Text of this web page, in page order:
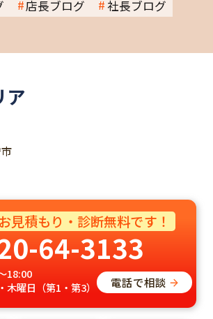
店長ブログ
社長ブログ
ア
見積もり・診断無料です！
64-3133
18:00
木曜日（第1・第3） 電話で相談